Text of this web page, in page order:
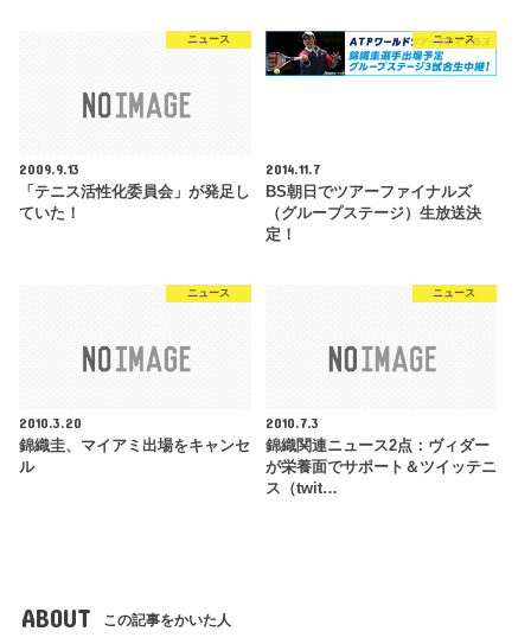
ニュース
2009.9.13
「テニス活性化委員会」が発足し
ていた！
ニュース
2014.11.7
BS朝日でツアーファイナルズ
（グループステージ）生放送決
定！
ニュース
2010.3.20
錦織圭、マイアミ出場をキャンセ
ル
ニュース
2010.7.3
錦織関連ニュース2点：ヴィダー
が栄養面でサポート＆ツイッテニ
ス（twit…
ABOUT この記事をかいた人